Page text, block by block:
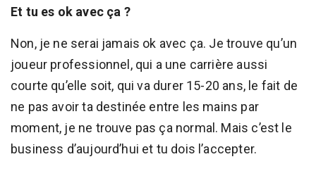
Et tu es ok avec ça ?
Non, je ne serai jamais ok avec ça. Je trouve qu’un
joueur professionnel, qui a une carrière aussi
courte qu’elle soit, qui va durer 15-20 ans, le fait de
ne pas avoir ta destinée entre les mains par
moment, je ne trouve pas ça normal. Mais c’est le
business d’aujourd’hui et tu dois l’accepter.